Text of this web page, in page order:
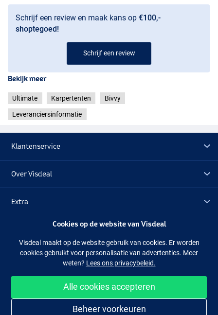
Schrijf een review en maak kans op €100,-
shoptegoed!
Schrijf een review
Bekijk meer
Ultimate Karpertenten Bivvy
Leveranciersinformatie
Klantenservice
Over Visdeal
Extra
Facebook Instagram
Makkelijk en veilig shoppen
Cookies op de website van Visdeal
Visdeal maakt op de website gebruik van cookies. Er worden
cookies gebruikt voor personalisatie van advertenties. Meer
weten? Lees ons privacybeleid.
Alle cookies accepteren
Beheer voorkeuren